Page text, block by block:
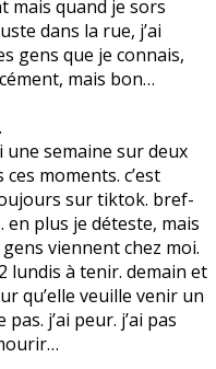
mais quand je sors
dans la rue, j’ai
gens que je connais,
mais bon…
une semaine sur deux
moments. c’est
sur tiktok. bref-
en plus je déteste, mais
viennent chez moi.
lundis à tenir. demain et
qu’elle veuille venir un
j’ai peur. j’ai pas